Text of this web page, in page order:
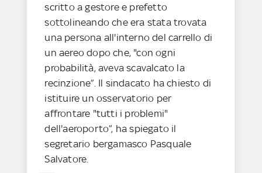
scritto a gestore e prefetto
sottolineando che era stata trovata
una persona all'interno del carrello di
un aereo dopo che, "con ogni
probabilità, aveva scavalcato la
recinzione”. Il sindacato ha chiesto di
istituire un osservatorio per
affrontare "tutti i problemi"
dell'aeroporto”, ha spiegato il
segretario bergamasco Pasquale
Salvatore.